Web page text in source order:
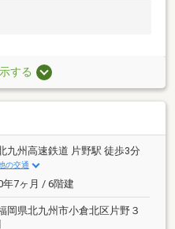
する
九州高速鉄道 片野駅 徒歩3分
の交通
年7ヶ月 / 6階建
岡県北九州市小倉北区片野３